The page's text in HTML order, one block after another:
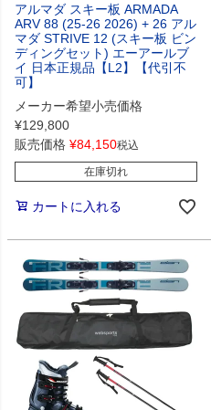
アルマダ スキー板 ARMADA
ARV 88 (25-26 2026) + 26 アル
マダ STRIVE 12 (スキー板 ビン
ディングセット) エーアールブ
イ 日本正規品【L2】【代引不
可】
メーカー希望小売価格
¥129,800
販売価格 ¥84,150税込
在庫切れ
カートに入れる